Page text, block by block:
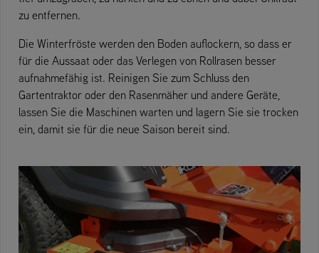
zu entfernen.
Die Winterfröste werden den Boden auflockern, so dass er
für die Aussaat oder das Verlegen von Rollrasen besser
aufnahmefähig ist. Reinigen Sie zum Schluss den
Gartentraktor oder den Rasenmäher und andere Geräte,
lassen Sie die Maschinen warten und lagern Sie sie trocken
ein, damit sie für die neue Saison bereit sind.